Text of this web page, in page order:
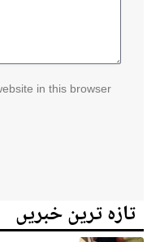
in this browser
تازہ ترین خبریں